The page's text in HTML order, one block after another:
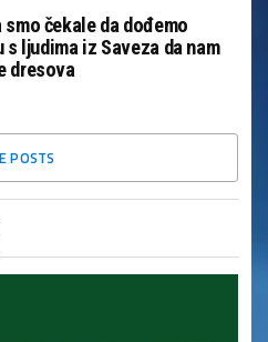
smo čekale da dođemo
s ljudima iz Saveza da nam
dresova
POSTS